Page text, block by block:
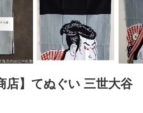
店】てぬぐい 三世大谷